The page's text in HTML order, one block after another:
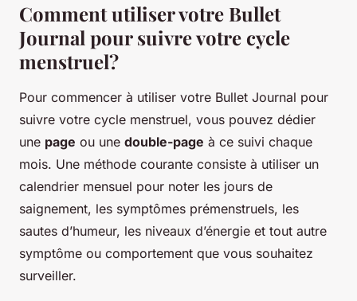
Comment utiliser votre Bullet
Journal pour suivre votre cycle
menstruel?
Pour commencer à utiliser votre Bullet Journal pour
suivre votre cycle menstruel, vous pouvez dédier
une page ou une double-page à ce suivi chaque
mois. Une méthode courante consiste à utiliser un
calendrier mensuel pour noter les jours de
saignement, les symptômes prémenstruels, les
sautes d’humeur, les niveaux d’énergie et tout autre
symptôme ou comportement que vous souhaitez
surveiller.